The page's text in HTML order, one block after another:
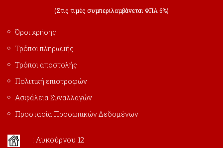
(Στις τιμές συμπεριλαμβάνεται ΦΠΑ 6%)
Όροι χρήσης
Τρόποι πληρωμής
Τρόποι αποστολής
Πολιτική επιστροφών
Ασφάλεια Συναλλαγών
Προστασία Προσωπικών Δεδομένων
: Λυκούργου 12